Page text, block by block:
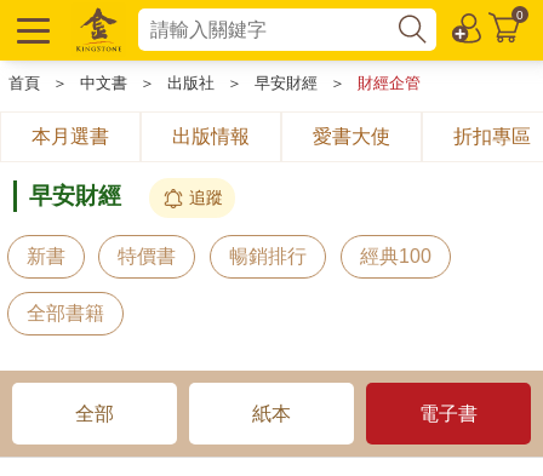
0
首頁 ＞ 中文書 ＞ 出版社 ＞ 早安財經 ＞ 財經企管
本月選書 出版情報 愛書大使 折扣專區
早安財經 追蹤
新書 特價書 暢銷排行 經典100
全部書籍
全部 紙本 電子書